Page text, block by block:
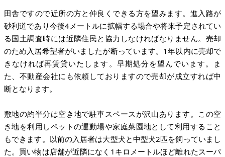
田舎ですので近所の方と仲良くできる方を望みます。進入路が
砂利道であり今後4メートルに拡幅する場合や将来予定されてい
る国土調査時には近隣住民と協力しなければなりません。売却
のため入居希望者がいましたが断っています。1年以内に売却で
きなければ再賃貸いたします。早期処分を望んでいます。ま
た、不動産会社にも依頼しておりますので売却が成立すれば中
断となります。
敷地の約半分は空き地で駐車スペースが沢山あります。この空
き地を利用しペットの運動場や家庭菜園地として利用すること
もできます。以前の入居者は大型犬と中型犬2匹を飼っていまし
た。買い物は店舗が近隣になく1キロメートルほど離れたスーパ